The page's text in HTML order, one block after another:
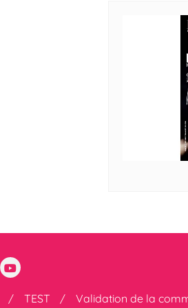
TEST Validation de la